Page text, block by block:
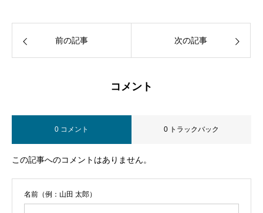
前の記事 次の記事
コメント
0 コメント 0 トラックバック
この記事へのコメントはありません。
名前（例：山田 太郎）